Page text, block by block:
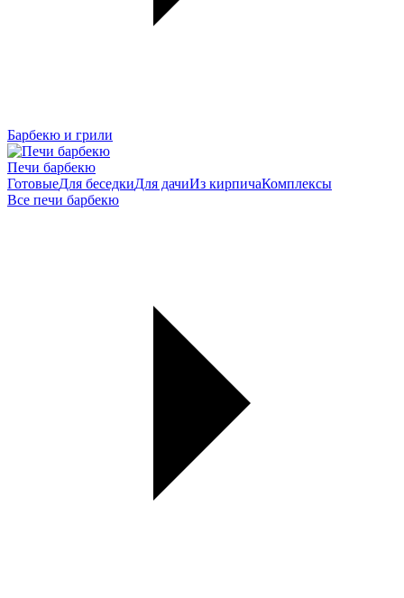
Барбекю и грили
Печи барбекю
ГотовыеДля беседкиДля дачиИз кирпичаКомплексы
Все печи барбекю